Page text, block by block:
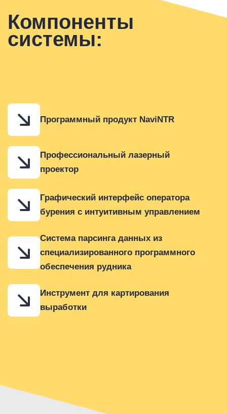
Компоненты
системы:
Программный продукт NaviNTR
Профессиональный лазерный
проектор
Графический интерфейс оператора
бурения с интуитивным управлением
Система парсинга данных из
специализированного программного
обеспечения рудника
Инструмент для картирования
выработки